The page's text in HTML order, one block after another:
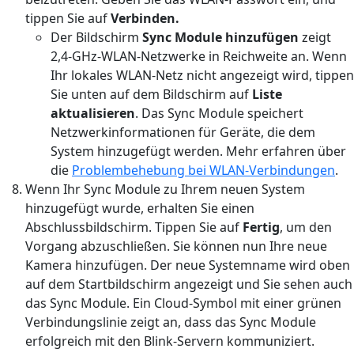
tippen Sie aufVerbinden.
Der Bildschirm Sync Module hinzufügen zeigt
2,4-GHz-WLAN-Netzwerke in Reichweite an. Wenn
Ihr lokales WLAN-Netz nicht angezeigt wird, tippen
Sie unten auf dem Bildschirm auf Liste
aktualisieren. Das Sync Module speichert
Netzwerkinformationen für Geräte, die dem
System hinzugefügt werden. Mehr erfahren über
die Problembehebung bei WLAN-Verbindungen.
Wenn Ihr Sync Module zu Ihrem neuen System
hinzugefügt wurde, erhalten Sie einen
Abschlussbildschirm. Tippen Sie auf Fertig, um den
Vorgang abzuschließen. Sie können nun Ihre neue
Kamera hinzufügen. Der neue Systemname wird oben
auf dem Startbildschirm angezeigt und Sie sehen auch
das Sync Module. Ein Cloud-Symbol mit einer grünen
Verbindungslinie zeigt an, dass das Sync Module
erfolgreich mit den Blink-Servern kommuniziert.